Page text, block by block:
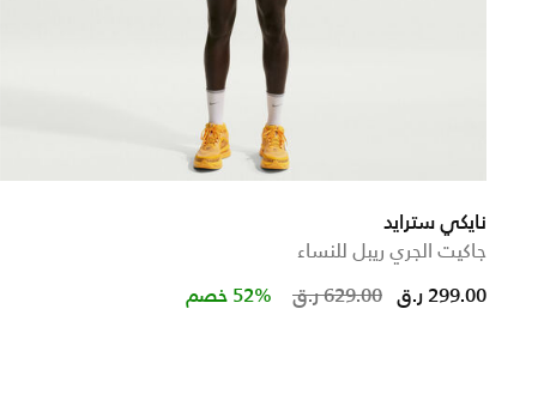
نايكي سترايد
جاكيت الجري ريبل للنساء
Price reduced 629.00 ر.ق to
299.00 ر.ق 52% خصم